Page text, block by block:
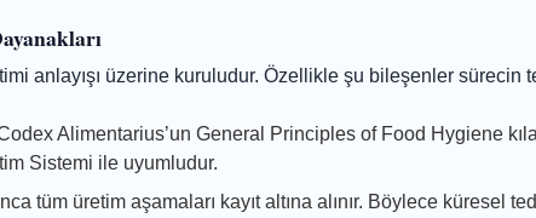
anlayışı üzerine kuruludur. Özellikle şu bileşenler sürecin
Alimentarius’un General Principles of Food Hygiene
Sistemi ile uyumludur.
tüm üretim aşamaları kayıt altına alınır. Böylece küresel